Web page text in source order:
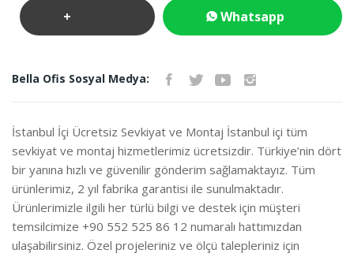
+ Whatsapp
Bella Ofis Sosyal Medya:
İstanbul İçi Ücretsiz Sevkiyat ve Montaj İstanbul içi tüm
sevkiyat ve montaj hizmetlerimiz ücretsizdir. Türkiye’nin dört
bir yanına hızlı ve güvenilir gönderim sağlamaktayız. Tüm
ürünlerimiz, 2 yıl fabrika garantisi ile sunulmaktadır.
Ürünlerimizle ilgili her türlü bilgi ve destek için müşteri
temsilcimize +90 552 525 86 12 numaralı hattımızdan
ulaşabilirsiniz. Özel projeleriniz ve ölçü talepleriniz için